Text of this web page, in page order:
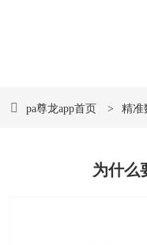
pa尊龙app首页 > 精准
为什么